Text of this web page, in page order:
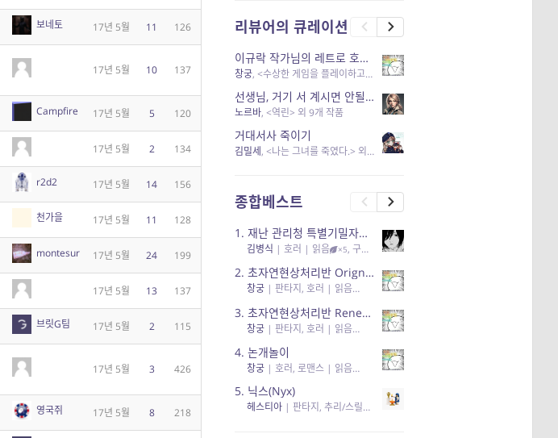
보네토 17년 5월 11 126
17년 5월 10 137
Campfire 17년 5월 5 120
17년 5월 2 134
r2d2 17년 5월 14 156
천가을 17년 5월 11 128
montesur 17년 5월 24 199
17년 5월 13 137
브릿G팀 17년 5월 2 115
17년 5월 3 426
영국쥐 17년 5월 8 218
리뷰어의 큐레이션
이규락 작가님의 레트로 호러 리뷰
창궁, <수상한 게임을 플레이하고 있어> 외 3개 작품
선생님, 거기 서 계시면 안될 것 같은데요-역할 클리셰를 비튼 작품들
노르바, <역린> 외 9개 작품
거대서사 죽이기
김밀세, <나는 그녀를 죽였다.> 외 1개 작품
종합베스트
1. 재난 관리청 특별기밀자료들
김병식 | 호러 | 읽음 ×5, 구독 , 응원96, 리뷰3
2. 초자연현상처리반 Orignal + True Ending
창궁| 판타지, 호러 | 읽음 , 구독 , 응원6
3. 초자연현상처리반 Renewal
창궁| 판타지, 호러 | 읽음 , 구독 , 응원82, 리뷰4
4. 논개놀이
창궁| 호러, 로맨스| 읽음 , 공감11, 응원25
5. 닉스(Nyx)
헤스티아| 판타지, 추리/스릴러 | 읽음